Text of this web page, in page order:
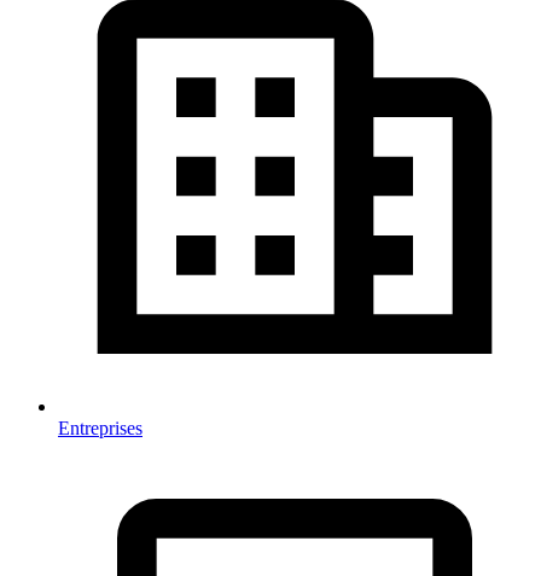
Entreprises